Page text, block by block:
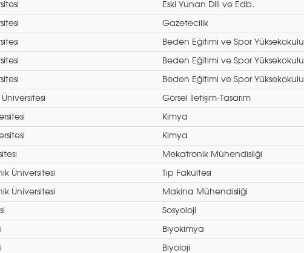
Eski Yunan Dili ve Edb.
Gazetecilik
Beden Eğitimi ve Spor Yüksekokulu
Beden Eğitimi ve Spor Yüksekokulu
Beden Eğitimi ve Spor Yüksekokulu
Görsel İletişim-Tasarım
Kimya
Kimya
Mekatronik Mühendisliği
Üniversitesi Tıp Fakültesi
Üniversitesi Makina Mühendisliği
Sosyoloji
Biyokimya
Biyoloji